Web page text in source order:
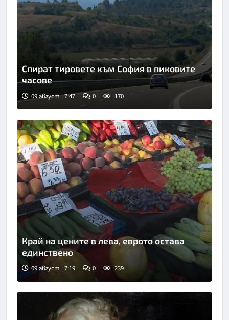
Снимка: БТА
Спират тировете към София в пиковите
часове
09 август | 7:47 0 170
Снимка: БНТ
Край на цените в лева, еврото остава
единствено
09 август | 7:19 0 239